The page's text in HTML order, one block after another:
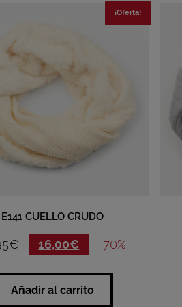
¡Oferta!
E141 CUELLO CRUDO
€ 16,00€ -70%
Añadir al carrito